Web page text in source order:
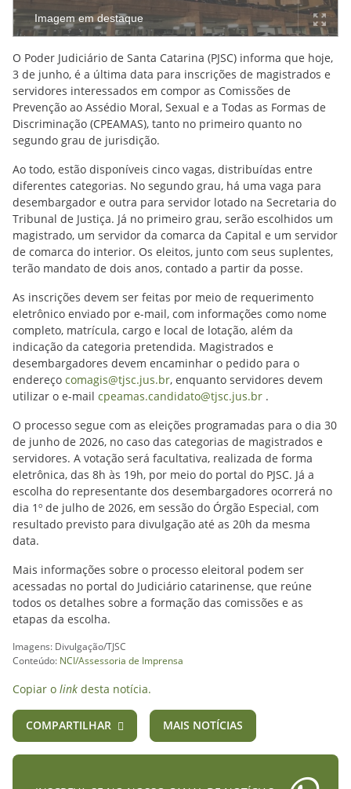
Imagem em destaque
O Poder Judiciário de Santa Catarina (PJSC) informa que hoje,
3 de junho, é a última data para inscrições de magistrados e
servidores interessados em compor as Comissões de
Prevenção ao Assédio Moral, Sexual e a Todas as Formas de
Discriminação (CPEAMAS), tanto no primeiro quanto no
segundo grau de jurisdição.
Ao todo, estão disponíveis cinco vagas, distribuídas entre
diferentes categorias. No segundo grau, há uma vaga para
desembargador e outra para servidor lotado na Secretaria do
Tribunal de Justiça. Já no primeiro grau, serão escolhidos um
magistrado, um servidor da comarca da Capital e um servidor
de comarca do interior. Os eleitos, junto com seus suplentes,
terão mandato de dois anos, contado a partir da posse.
As inscrições devem ser feitas por meio de requerimento
eletrônico enviado por e-mail, com informações como nome
completo, matrícula, cargo e local de lotação, além da
indicação da categoria pretendida. Magistrados e
desembargadores devem encaminhar o pedido para o
endereço comagis@tjsc.jus.br, enquanto servidores devem
utilizar o e-mail cpeamas.candidato@tjsc.jus.br .
O processo segue com as eleições programadas para o dia 30
de junho de 2026, no caso das categorias de magistrados e
servidores. A votação será facultativa, realizada de forma
eletrônica, das 8h às 19h, por meio do portal do PJSC. Já a
escolha do representante dos desembargadores ocorrerá no
dia 1º de julho de 2026, em sessão do Órgão Especial, com
resultado previsto para divulgação até as 20h da mesma
data.
Mais informações sobre o processo eleitoral podem ser
acessadas no portal do Judiciário catarinense, que reúne
todos os detalhes sobre a formação das comissões e as
etapas da escolha.
Imagens: Divulgação/TJSC
Conteúdo: NCI/Assessoria de Imprensa
Copiar o link desta notícia.
COMPARTILHAR MAIS NOTÍCIAS